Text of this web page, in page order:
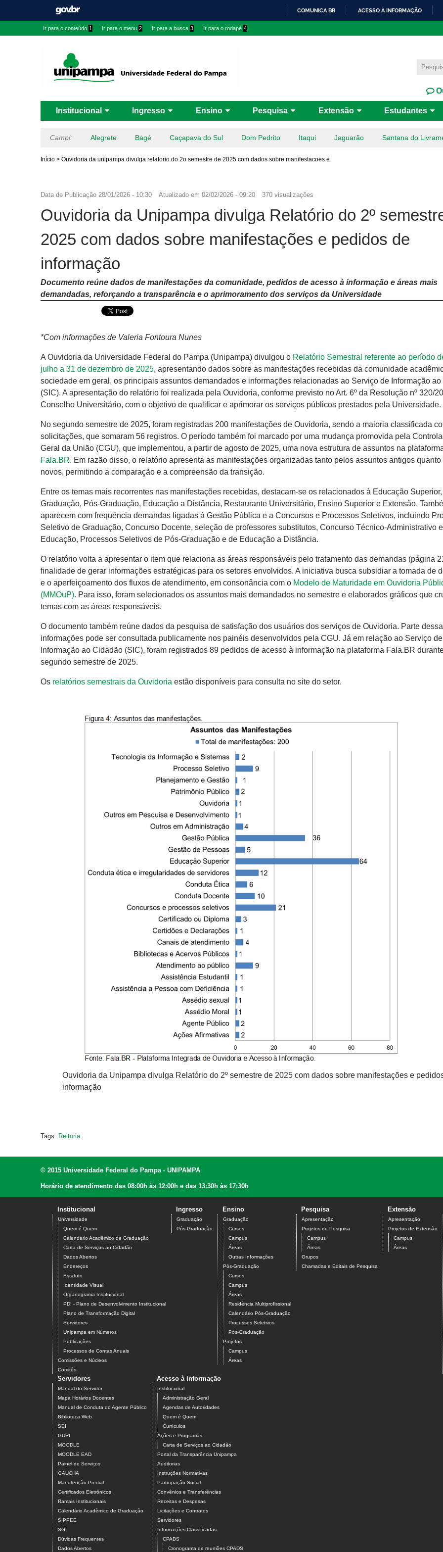
COMUNICA BR ACESSO À INFORMAÇÃO
Ir para o conteúdo 1 Ir para o menu 2 Ir para a busca 3 Ir para o rodapé 4
Institucional Ingresso Ensino Pesquisa Extensão Estudantes
Campi: Alegrete Bagé Caçapava do Sul Dom Pedrito Itaqui Jaguarão Santana do
Início > Ouvidoria da unipampa divulga relatorio do 2o semestre de 2025 com dados sobre manifestacoes e
Data de Publicação 28/01/2026 - 10:30 Atualizado em 02/02/2026 - 09:20 370 visualizações
Ouvidoria da Unipampa divulga Relatório do 2º
2025 com dados sobre manifestações e pedidos de
informação
Documento reúne dados de manifestações da comunidade, pedidos de acesso à informação e áreas mais
demandadas, reforçando a transparência e o aprimoramento dos serviços da Universidade
*Com informações de Valeria Fontoura Nunes
A Ouvidoria da Universidade Federal do Pampa (Unipampa) divulgou o Relatório Semestral referente ao período
julho a 31 de dezembro de 2025, apresentando dados sobre as manifestações recebidas da comunidade
sociedade em geral, os principais assuntos demandados e informações relacionadas ao Serviço de Informação
(SIC). A apresentação do relatório foi realizada pela Ouvidoria, conforme previsto no Art. 6º da Resolução nº 320/
Conselho Universitário, com o objetivo de qualificar e aprimorar os serviços públicos prestados pela Universidade.
No segundo semestre de 2025, foram registradas 200 manifestações de Ouvidoria, sendo a maioria classificada
solicitações, que somaram 56 registros. O período também foi marcado por uma mudança promovida pela
Geral da União (CGU), que implementou, a partir de agosto de 2025, uma nova estrutura de assuntos na
Fala.BR. Em razão disso, o relatório apresenta as manifestações organizadas tanto pelos assuntos antigos
novos, permitindo a comparação e a compreensão da transição.
Entre os temas mais recorrentes nas manifestações recebidas, destacam-se os relacionados à Educação
Graduação, Pós-Graduação, Educação a Distância, Restaurante Universitário, Ensino Superior e Extensão.
aparecem com frequência demandas ligadas à Gestão Pública e a Concursos e Processos Seletivos, incluindo
Seletivo de Graduação, Concurso Docente, seleção de professores substitutos, Concurso Técnico-Administrativo
Educação, Processos Seletivos de Pós-Graduação e de Educação a Distância.
O relatório volta a apresentar o item que relaciona as áreas responsáveis pelo tratamento das demandas (página
finalidade de gerar informações estratégicas para os setores envolvidos. A iniciativa busca subsidiar a tomada de
e o aperfeiçoamento dos fluxos de atendimento, em consonância com o Modelo de Maturidade em Ouvidoria
(MMOuP). Para isso, foram selecionados os assuntos mais demandados no semestre e elaborados gráficos que
temas com as áreas responsáveis.
O documento também reúne dados da pesquisa de satisfação dos usuários dos serviços de Ouvidoria. Parte
informações pode ser consultada publicamente nos painéis desenvolvidos pela CGU. Já em relação ao Serviço de
Informação ao Cidadão (SIC), foram registrados 89 pedidos de acesso à informação na plataforma Fala.BR
segundo semestre de 2025.
Os relatórios semestrais da Ouvidoria estão disponíveis para consulta no site do setor.
Ouvidoria da Unipampa divulga Relatório do 2º semestre de 2025 com dados sobre manifestações e
informação
Tags: Reitoria
© 2015 Universidade Federal do Pampa - UNIPAMPA
Horário de atendimento das 08:00h às 12:00h e das 13:30h às 17:30h
Institucional
Universidade
Quem é Quem
Calendário Acadêmico de Graduação
Carta de Serviços ao Cidadão
Dados Abertos
Endereços
Estatuto
Identidade Visual
Organograma Institucional
PDI - Plano de Desenvolvimento Institucional
Plano de Transformação Digital
Servidores
Unipampa em Números
Publicações
Processos de Contas Anuais
Comissões e Núcleos
Comitês
Ingresso
Graduação
Pós-Graduação
Ensino
Graduação
Cursos
Campus
Áreas
Outras Informações
Pós-Graduação
Cursos
Campus
Áreas
Residência Multiprofissional
Calendário Pós-Graduação
Processos Seletivos
Pós-Graduação
Projetos
Campus
Áreas
Pesquisa
Apresentação
Projetos de Pesquisa
Campus
Áreas
Grupos
Chamadas e Editais de Pesquisa
Extensão
Apresentação
Projetos de Extensão
Campus
Áreas
Servidores
Manual do Servidor
Mapa Horários Docentes
Manual de Conduta do Agente Público
Biblioteca Web
SEI
GURI
MOODLE
MOODLE EAD
Painel de Serviços
GAUCHA
Manutenção Predial
Certificados Eletrônicos
Ramais Institucionais
Calendário Acadêmico de Graduação
SIPPEE
SGI
Dúvidas Frequentes
Dados Abertos
Acesso à Informação
Institucional
Administração Geral
Agendas de Autoridades
Quem é Quem
Currículos
Ações e Programas
Carta de Serviços ao Cidadão
Portal da Transparência Unipampa
Auditorias
Instruções Normativas
Participação Social
Convênios e Transferências
Receitas e Despesas
Licitações e Contratos
Servidores
Informações Classificadas
CPADS
Cronograma de reuniões CPADS